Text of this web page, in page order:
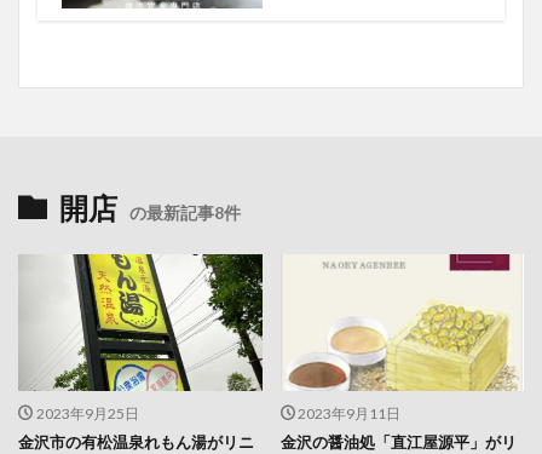
開店 の最新記事8件
2023年9月25日
金沢市の有松温泉れもん湯がリニ
2023年9月11日
金沢の醤油処「直江屋源平」がリ